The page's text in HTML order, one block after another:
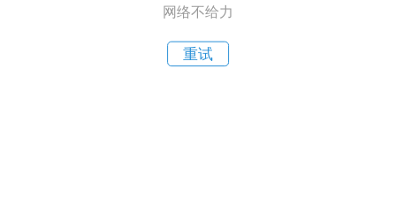
网络不给力
重试